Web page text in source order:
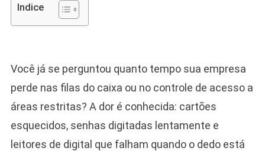
Indice
Você já se perguntou quanto tempo sua empresa
perde nas filas do caixa ou no controle de acesso a
áreas restritas? A dor é conhecida: cartões
esquecidos, senhas digitadas lentamente e
leitores de digital que falham quando o dedo está